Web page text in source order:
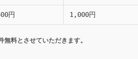
円 1,000円
料とさせていただきます。